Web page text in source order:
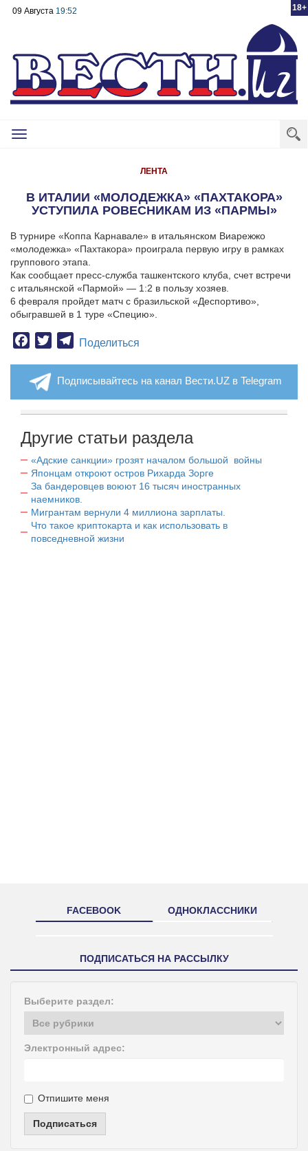
18+
09 Августа 19:52
Toggle
ЛЕНТА
В ИТАЛИИ «МОЛОДЕЖКА» «ПАХТАКОРА»
УСТУПИЛА РОВЕСНИКАМ ИЗ «ПАРМЫ»
В турнире «Коппа Карнавале» в итальянском Виарежжо
«молодежка» «Пахтакора» проиграла первую игру в рамках
группового этапа.
Как сообщает пресс-служба ташкентского клуба, счет встречи
с итальянской «Пармой» — 1:2 в пользу хозяев.
6 февраля пройдет матч с бразильской «Деспортиво»,
обыгравшей в 1 туре «Специю».
Facebook
TwitterTelegram
Поделиться
Подписывайтесь на канал Вести.UZ в Telegram
Другие статьи раздела
«Адские санкции» грозят началом большой войны
Японцам откроют остров Рихарда Зорге
За бандеровцев воюют 16 тысяч иностранных
наемников.
Мигрантам вернули 4 миллиона зарплаты.
Что такое криптокарта и как использовать в
повседневной жизни
FACEBOOK ОДНОКЛАССНИКИ
ПОДПИСАТЬСЯ НА РАССЫЛКУ
Выберите раздел:
Электронный адрес:
Отпишите меня
Подписаться